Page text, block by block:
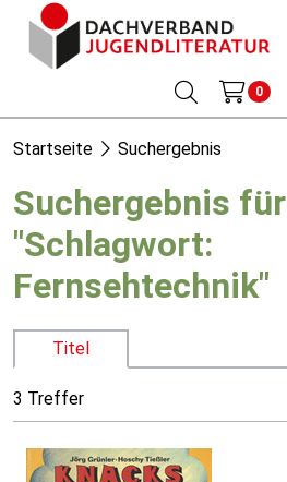
0
Startseite Suchergebnis
Suchergebnis für
"Schlagwort:
Fernsehtechnik"
Titel
3 Treffer